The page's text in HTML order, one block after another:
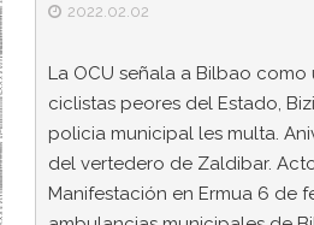
2022.02.02
La OCU señala a Bilbao como
ciclistas peores del Estado,
policia municipal les multa.
del vertedero de Zaldibar.
Manifestación en Ermua 6 de